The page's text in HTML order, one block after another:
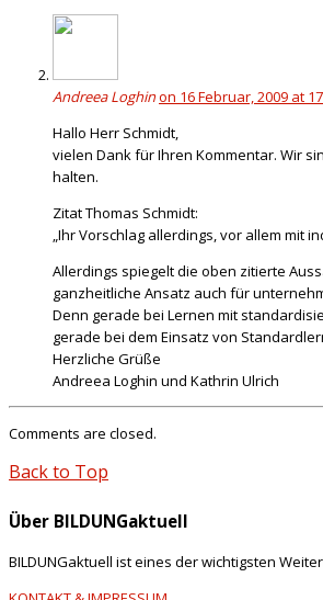
Andreea Loghinon 16 Februar, 2009 at
Hallo Herr Schmidt,
vielen Dank für Ihren Kommentar. Wir
halten.
Zitat Thomas Schmidt:
„Ihr Vorschlag allerdings, vor allem mit
Allerdings spiegelt die oben zitierte
ganzheitliche Ansatz auch für
Denn gerade bei Lernen mit
gerade bei dem Einsatz von
Herzliche Grüße
Andreea Loghin und Kathrin Ulrich
Comments are closed.
Back to Top
Über BILDUNGaktuell
BILDUNGaktuell ist eines der wichtigsten